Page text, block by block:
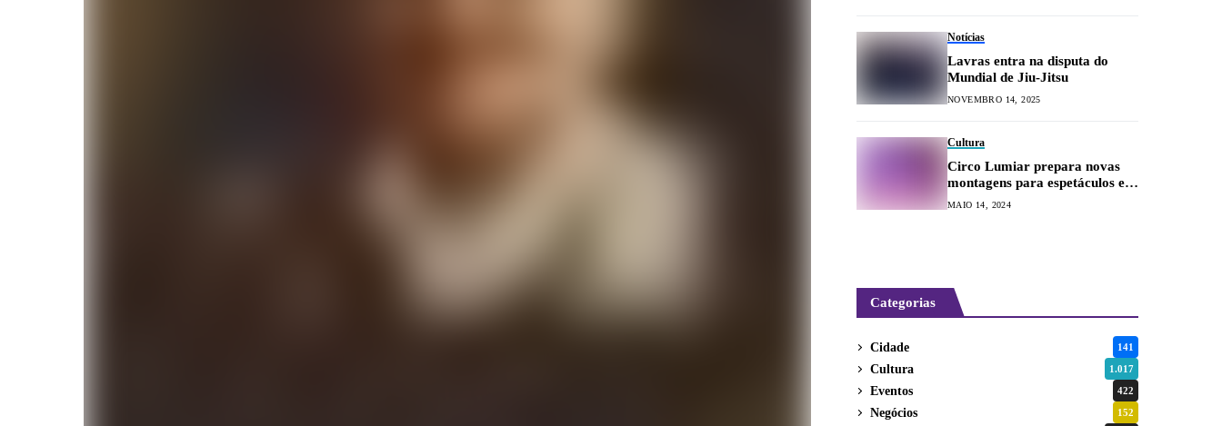
Notícias
Lavras entra na disputa do
Mundial de Jiu-Jitsu
NOVEMBRO 14, 2025
Cultura
Circo Lumiar prepara novas
montagens para espetáculos em
junho
MAIO 14, 2024
Categorias
Cidade 141
Cultura 1.017
Eventos 422
Negócios 152